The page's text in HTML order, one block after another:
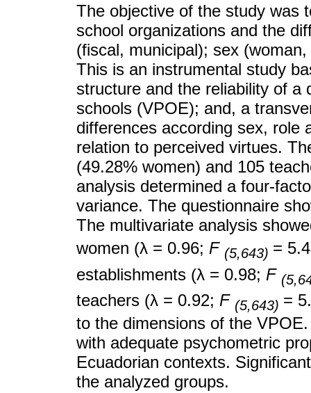
The objective of the study was
school organizations and the
(fiscal, municipal); sex
This is an instrumental study
structure and the reliability of a
schools (VPOE); and, a
differences according sex, role
relation to perceived virtues.
(49.28% women) and 105
analysis determined a four-
variance. The questionnaire
The multivariate analysis
women (λ = 0.96; F (5,643) =
establishments (λ = 0.98; F
teachers (λ = 0.92; F (5,643) =
to the dimensions of the
with adequate psychometric
Ecuadorian contexts.
the analyzed groups.